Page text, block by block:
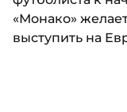
«Монако»
выступить на